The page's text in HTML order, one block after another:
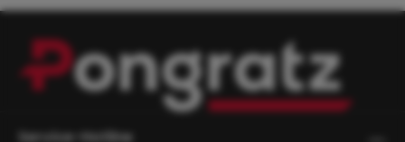
Service-Hotline